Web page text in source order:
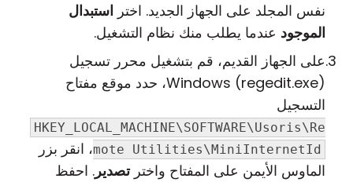
نفس المجلد على الجهاز الجديد. اختر استبدال
الموجود عندما يطلب منك نظام التشغيل.
على الجهاز القديم، قم بتشغيل محرر تسجيل
Windows (regedit.exe)، حدد موقع مفتاح
التسجيل
HKEY_LOCAL_MACHINE\SOFTWARE\Usoris\Re
mote Utilities\MiniInternetId، انقر بزر
الماوس الأيمن على المفتاح واخترتصدير. احفظ